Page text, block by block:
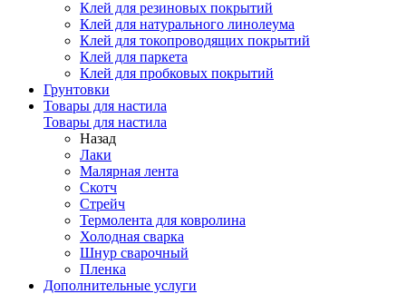
Клей для резиновых покрытий
Клей для натурального линолеума
Клей для токопроводящих покрытий
Клей для паркета
Клей для пробковых покрытий
Грунтовки
Товары для настила
Товары для настила
Назад
Лаки
Малярная лента
Скотч
Стрейч
Термолента для ковролина
Холодная сварка
Шнур сварочный
Пленка
Дополнительные услуги